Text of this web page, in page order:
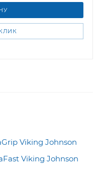
Viking Johnson
Viking Johnson